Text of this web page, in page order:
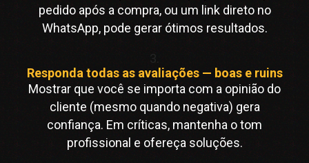
pedido após a compra, ou um link direto no
WhatsApp, pode gerar ótimos resultados.
Responda todas as avaliações — boas e ruins
Mostrar que você se importa com a opinião do
cliente (mesmo quando negativa) gera
confiança. Em críticas, mantenha o tom
profissional e ofereça soluções.